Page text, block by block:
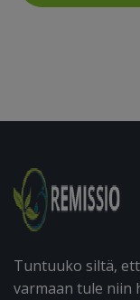
Tuntuuko siltä,
varmaan tule niin